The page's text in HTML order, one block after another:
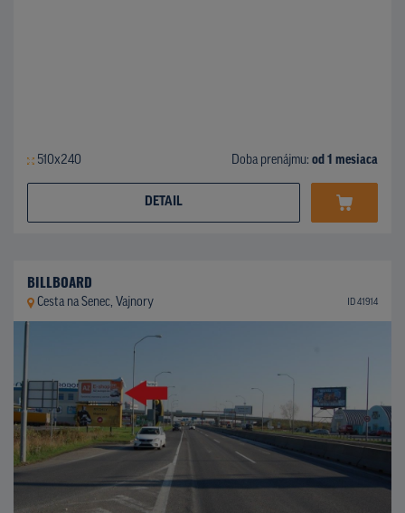
510x240 Doba prenájmu: od 1 mesiaca
DETAIL
BILLBOARD
Cesta na Senec, Vajnory ID 41914